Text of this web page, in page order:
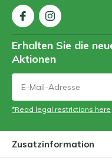
Erhalten Sie die
Aktionen
*Read legal restrictions here
Zusatzinformation